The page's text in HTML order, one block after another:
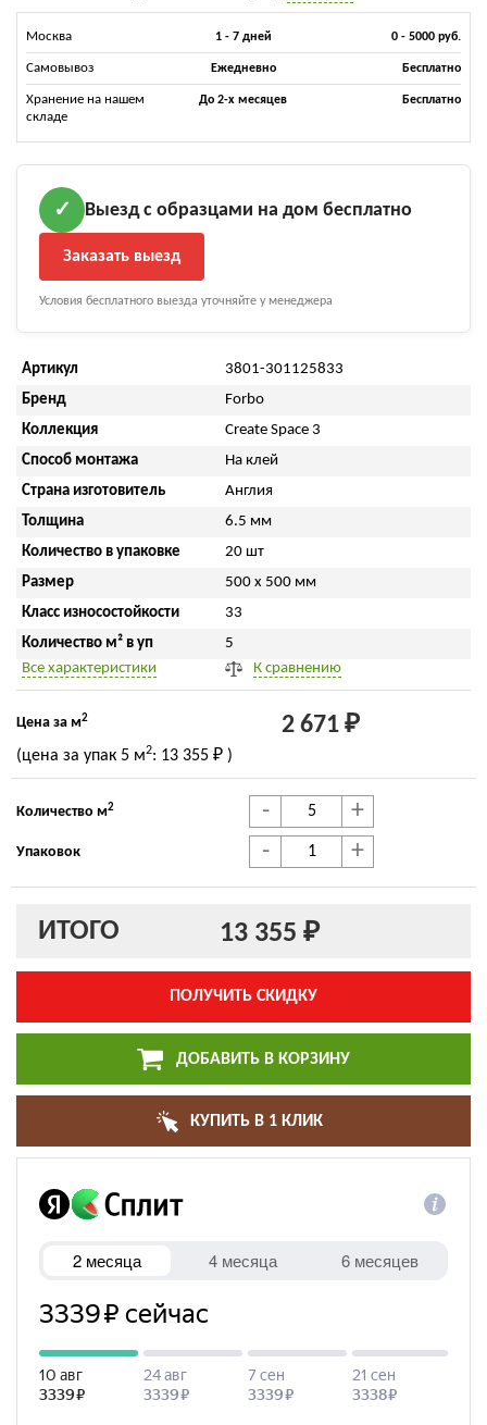
Москва 1 - 7 дней 0 - 5000 руб.
Самовывоз Ежедневно Бесплатно
Хранение на нашем
складе
До 2-х месяцев Бесплатно
✓ Выезд с образцами на дом бесплатно
Заказать выезд
Условия бесплатного выезда уточняйте у менеджера
Артикул
3801-301125833
Бренд
Forbo
Коллекция
Create Space 3
Способ монтажа
На клей
Страна изготовитель
Англия
Толщина
6.5 мм
Количество в упаковке
20 шт
Размер
500 x 500 мм
Класс износостойкости
33
Количество м² в уп
5
Все характеристики
К сравнению
Цена за м2 2 671 ₽
(цена за упак 5 м2: 13 355 ₽ )
Количество м2 - +
Упаковок - +
ИТОГО 13 355 ₽
ПОЛУЧИТЬ СКИДКУ
ДОБАВИТЬ В КОРЗИНУ
КУПИТЬ В 1 КЛИК